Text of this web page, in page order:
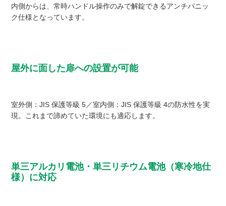
内側からは、常時ハンドル操作のみで解錠できるアンチパニッ
ク仕様となっています。
屋外に面した扉への設置が可能
室外側：JIS 保護等級 5／室内側：JIS 保護等級 4の防水性を実
現。これまで諦めていた環境にも適応します。
単三アルカリ電池・単三リチウム電池（寒冷地仕
様）に対応